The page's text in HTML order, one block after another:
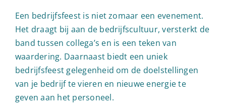
Een bedrijfsfeest is niet zomaar een evenement.
Het draagt bij aan de bedrijfscultuur, versterkt de
band tussen collega’s en is een teken van
waardering. Daarnaast biedt een uniek
bedrijfsfeest gelegenheid om de doelstellingen
van je bedrijf te vieren en nieuwe energie te
geven aan het personeel.